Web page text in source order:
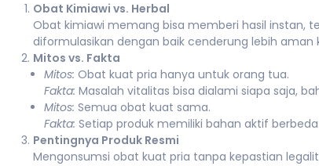
Obat Kimiawi vs. Herbal
Obat kimiawi memang bisa memberi hasil instan,
diformulasikan dengan baik cenderung lebih
Mitos vs. Fakta
Mitos: Obat kuat pria hanya untuk orang tua.
Fakta: Masalah vitalitas bisa dialami siapa saja,
Mitos: Semua obat kuat sama.
Fakta: Setiap produk memiliki bahan aktif
Pentingnya Produk Resmi
Mengonsumsi obat kuat pria tanpa kepastian